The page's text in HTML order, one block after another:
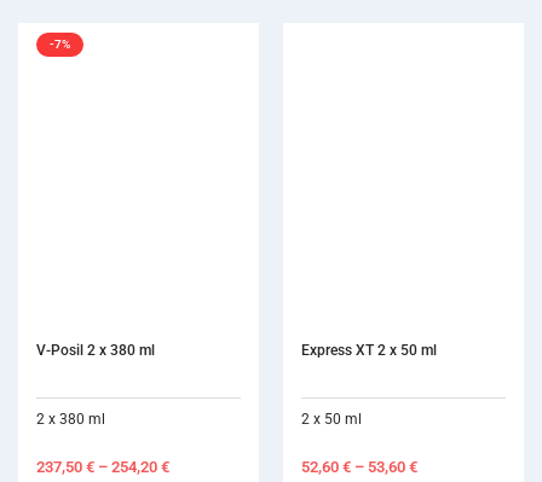
Express XT 2 x 50 ml
2 x 50 ml
52,60€–53,60€